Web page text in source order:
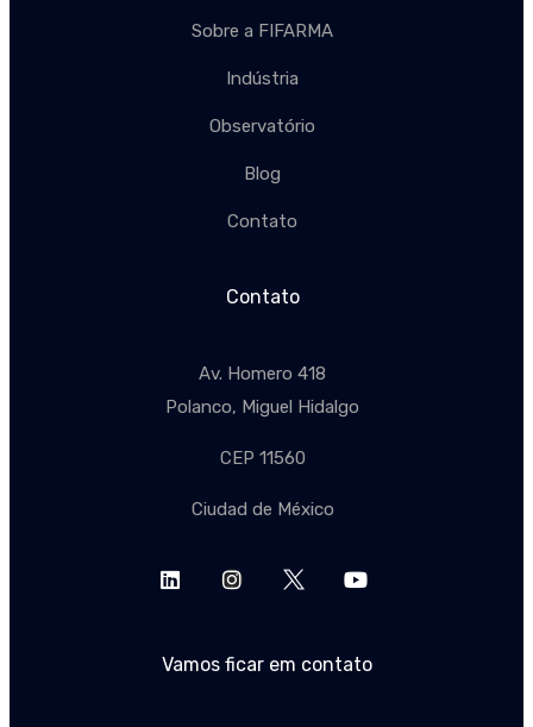
Sobre a FIFARMA
Indústria
Observatório
Blog
Contato
Contato
Av. Homero 418
Polanco, Miguel Hidalgo
CEP 11560
Ciudad de México
Vamos ficar em contato